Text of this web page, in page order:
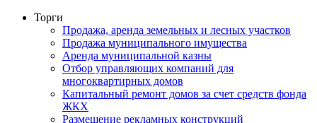
Торги
Продажа, аренда земельных и лесных участков
Продажа муниципального имущества
Аренда муниципальной казны
Отбор управляющих компаний для
многоквартирных домов
Капитальный ремонт домов за счет средств фонда
ЖКХ
Размещение рекламных конструкций